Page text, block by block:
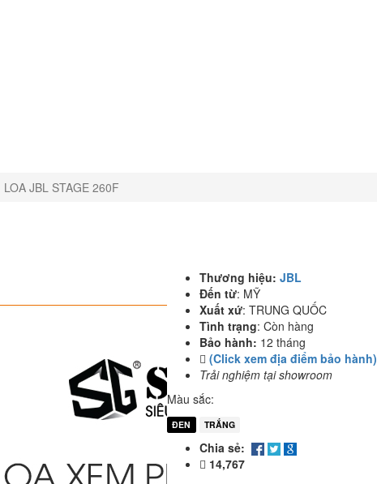
LOA JBL STAGE 260F
Thương hiệu: JBL
Đến từ: MỸ
Xuất xứ: TRUNG QUỐC
Tình trạng: Còn hàng
Bảo hành: 12 tháng
(Click xem địa điểm bảo hành)
Trải nghiệm tại showroom
Màu sắc:
ĐEN TRẮNG
Chia sẻ:
14,767